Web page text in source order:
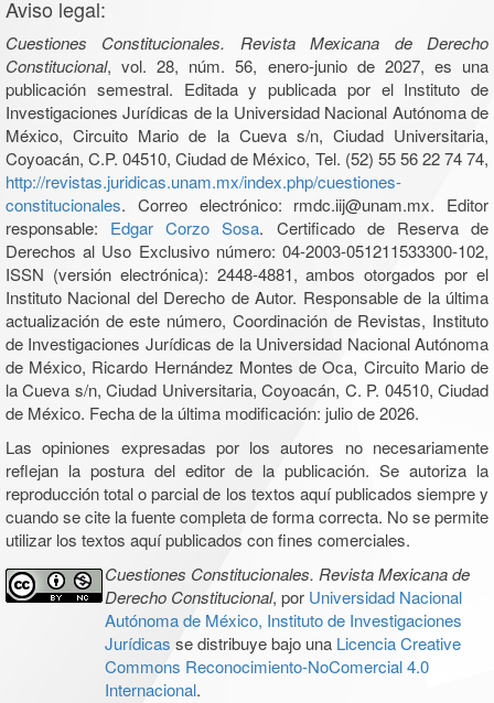
Aviso legal:
Cuestiones Constitucionales. Revista Mexicana de Derecho
Constitucional, vol. 28, núm. 56, enero-junio de 2027, es una
publicación semestral. Editada y publicada por el Instituto de
Investigaciones Jurídicas de la Universidad Nacional Autónoma de
México, Circuito Mario de la Cueva s/n, Ciudad Universitaria,
Coyoacán, C.P. 04510, Ciudad de México, Tel. (52) 55 56 22 74 74,
http://revistas.juridicas.unam.mx/index.php/cuestiones-
constitucionales. Correo electrónico: rmdc.iij@unam.mx. Editor
responsable: Edgar Corzo Sosa. Certificado de Reserva de
Derechos al Uso Exclusivo número: 04-2003-051211533300-102,
ISSN (versión electrónica): 2448-4881, ambos otorgados por el
Instituto Nacional del Derecho de Autor. Responsable de la última
actualización de este número, Coordinación de Revistas, Instituto
de Investigaciones Jurídicas de la Universidad Nacional Autónoma
de México, Ricardo Hernández Montes de Oca, Circuito Mario de
la Cueva s/n, Ciudad Universitaria, Coyoacán, C. P. 04510, Ciudad
de México. Fecha de la última modificación: julio de 2026.
Las opiniones expresadas por los autores no necesariamente
reflejan la postura del editor de la publicación. Se autoriza la
reproducción total o parcial de los textos aquí publicados siempre y
cuando se cite la fuente completa de forma correcta. No se permite
utilizar los textos aquí publicados con fines comerciales.
Cuestiones Constitucionales. Revista Mexicana de
Derecho Constitucional, por Universidad Nacional
Autónoma de México, Instituto de Investigaciones
Jurídicas se distribuye bajo una Licencia Creative
Commons Reconocimiento-NoComercial 4.0
Internacional.